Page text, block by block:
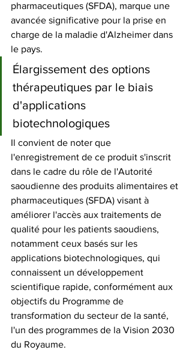
pharmaceutiques (SFDA), marque une
avancée significative pour la prise en
charge de la maladie d'Alzheimer dans
le pays.
Élargissement des options
thérapeutiques par le biais
d'applications
biotechnologiques
Il convient de noter que
l'enregistrement de ce produit s'inscrit
dans le cadre du rôle de l'Autorité
saoudienne des produits alimentaires et
pharmaceutiques (SFDA) visant à
améliorer l'accès aux traitements de
qualité pour les patients saoudiens,
notamment ceux basés sur les
applications biotechnologiques, qui
connaissent un développement
scientifique rapide, conformément aux
objectifs du Programme de
transformation du secteur de la santé,
l'un des programmes de la Vision 2030
du Royaume.